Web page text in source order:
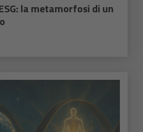
la metamorfosi di un